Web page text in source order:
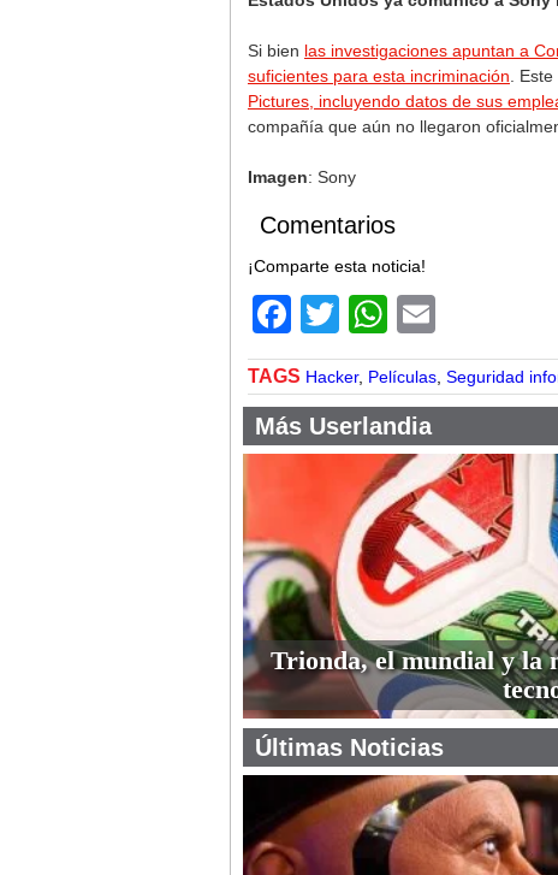
Si bien las investigaciones apuntan a
suficientes para esta incriminación .
Pictures, incluyendo datos de sus
compañía que aún no llegaron
Imagen: Sony
Comentarios
¡Comparte esta noticia!
Facebook
TwitterWhatsApp
TAGS Hacker, Películas Seguridad
Más Userlandia
Trionda, el mundial y la
Últimas Noticias